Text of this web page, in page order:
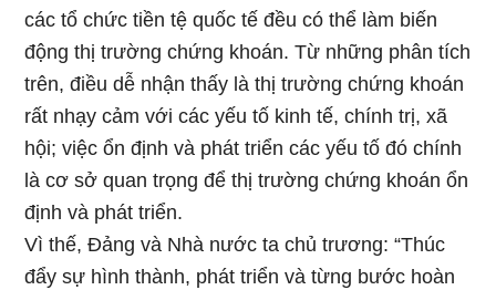
các tổ chức tiền tệ quốc tế đều có thể làm biến
động thị trường chứng khoán. Từ những phân tích
trên, điều dễ nhận thấy là thị trường chứng khoán
rất nhạy cảm với các yếu tố kinh tế, chính trị, xã
hội; việc ổn định và phát triển các yếu tố đó chính
là cơ sở quan trọng để thị trường chứng khoán ổn
định và phát triển.
Vì thế, Đảng và Nhà nước ta chủ trương: “Thúc
đẩy sự hình thành, phát triển và từng bước hoàn